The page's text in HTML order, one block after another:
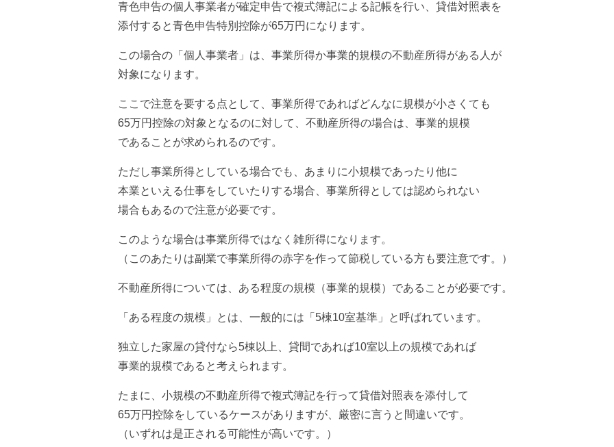
青色申告の個人事業者が確定申告で複式簿記による記帳を行い、 貸借対照表を
添付すると青色申告特別控除が65万円になります。
この場合の「個人事業者」は、事業所得か事業的規模の不動産所得がある人が
対象になります。
ここで注意を要する点として、事業所得であればどんなに規模が小さくても
65万円控除の対象となるのに対して、不動産所得の場合は、事業的規模
であることが求められるのです。
ただし事業所得としている場合でも、あまりに小規模であったり 他に
本業といえる仕事をしていたりする場合、事業所得としては認められない
場合もあるので注意が必要です。
このような場合は事業所得ではなく雑所得になります。
（このあたりは副業で事業所得の赤字を作って節税している方も要注意です。）
不動産所得については、ある程度の規模（事業的規模）であることが必要です。
「ある程度の規模」とは、一般的には「5棟10室基準」と呼ばれています。
独立した家屋の貸付なら5棟以上、貸間であれば10室以上の規模であれば
事業的規模であると考えられます。
たまに、小規模の不動産所得で複式簿記を行って貸借対照表を添付して
65万円控除をしているケースがありますが、厳密に言うと間違いです。
（いずれは是正される可能性が高いです。）